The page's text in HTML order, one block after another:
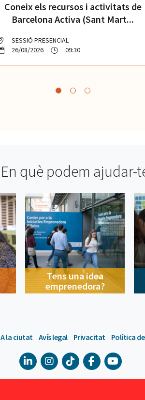
Coneix els recursos i activitats de
Barcelona Activa (Sant Mart...
SESSIÓ PRESENCIAL
26/08/2026
09:30
En què podem ajudar-
Tens una idea
emprenedora?
A la ciutat Avís legal Privacitat Política